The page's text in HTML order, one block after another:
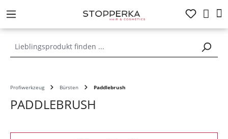
springen
Profiwerkzeug Bürsten Paddlebrush
PADDLEBRUSH